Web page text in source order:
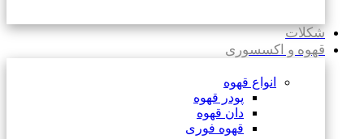
شکلات
قهوه و اکسسوری
انواع قهوه
پودر قهوه
دان قهوه
قهوه فوری